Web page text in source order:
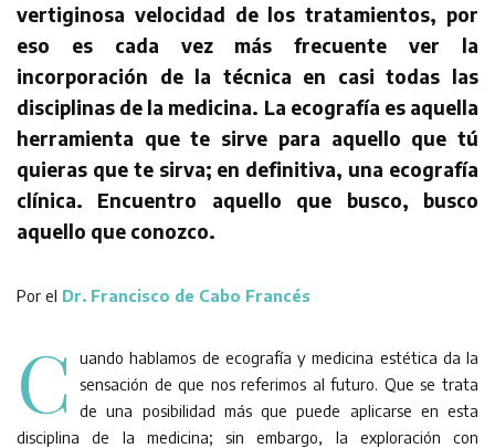
vertiginosa velocidad de los tratamientos, por
eso es cada vez más frecuente ver la
incorporación de la técnica en casi todas las
disciplinas de la medicina. La ecografía es aquella
herramienta que te sirve para aquello que tú
quieras que te sirva; en definitiva, una ecografía
clínica. Encuentro aquello que busco, busco
aquello que conozco.
Por el Dr. Francisco de Cabo Francés
C
uando hablamos de ecografía y medicina estética da la
sensación de que nos referimos al futuro. Que se trata
de una posibilidad más que puede aplicarse en esta
disciplina de la medicina; sin embargo, la exploración con